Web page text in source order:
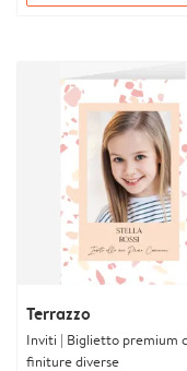
Terrazzo
Inviti | Biglietto premium
finiture diverse